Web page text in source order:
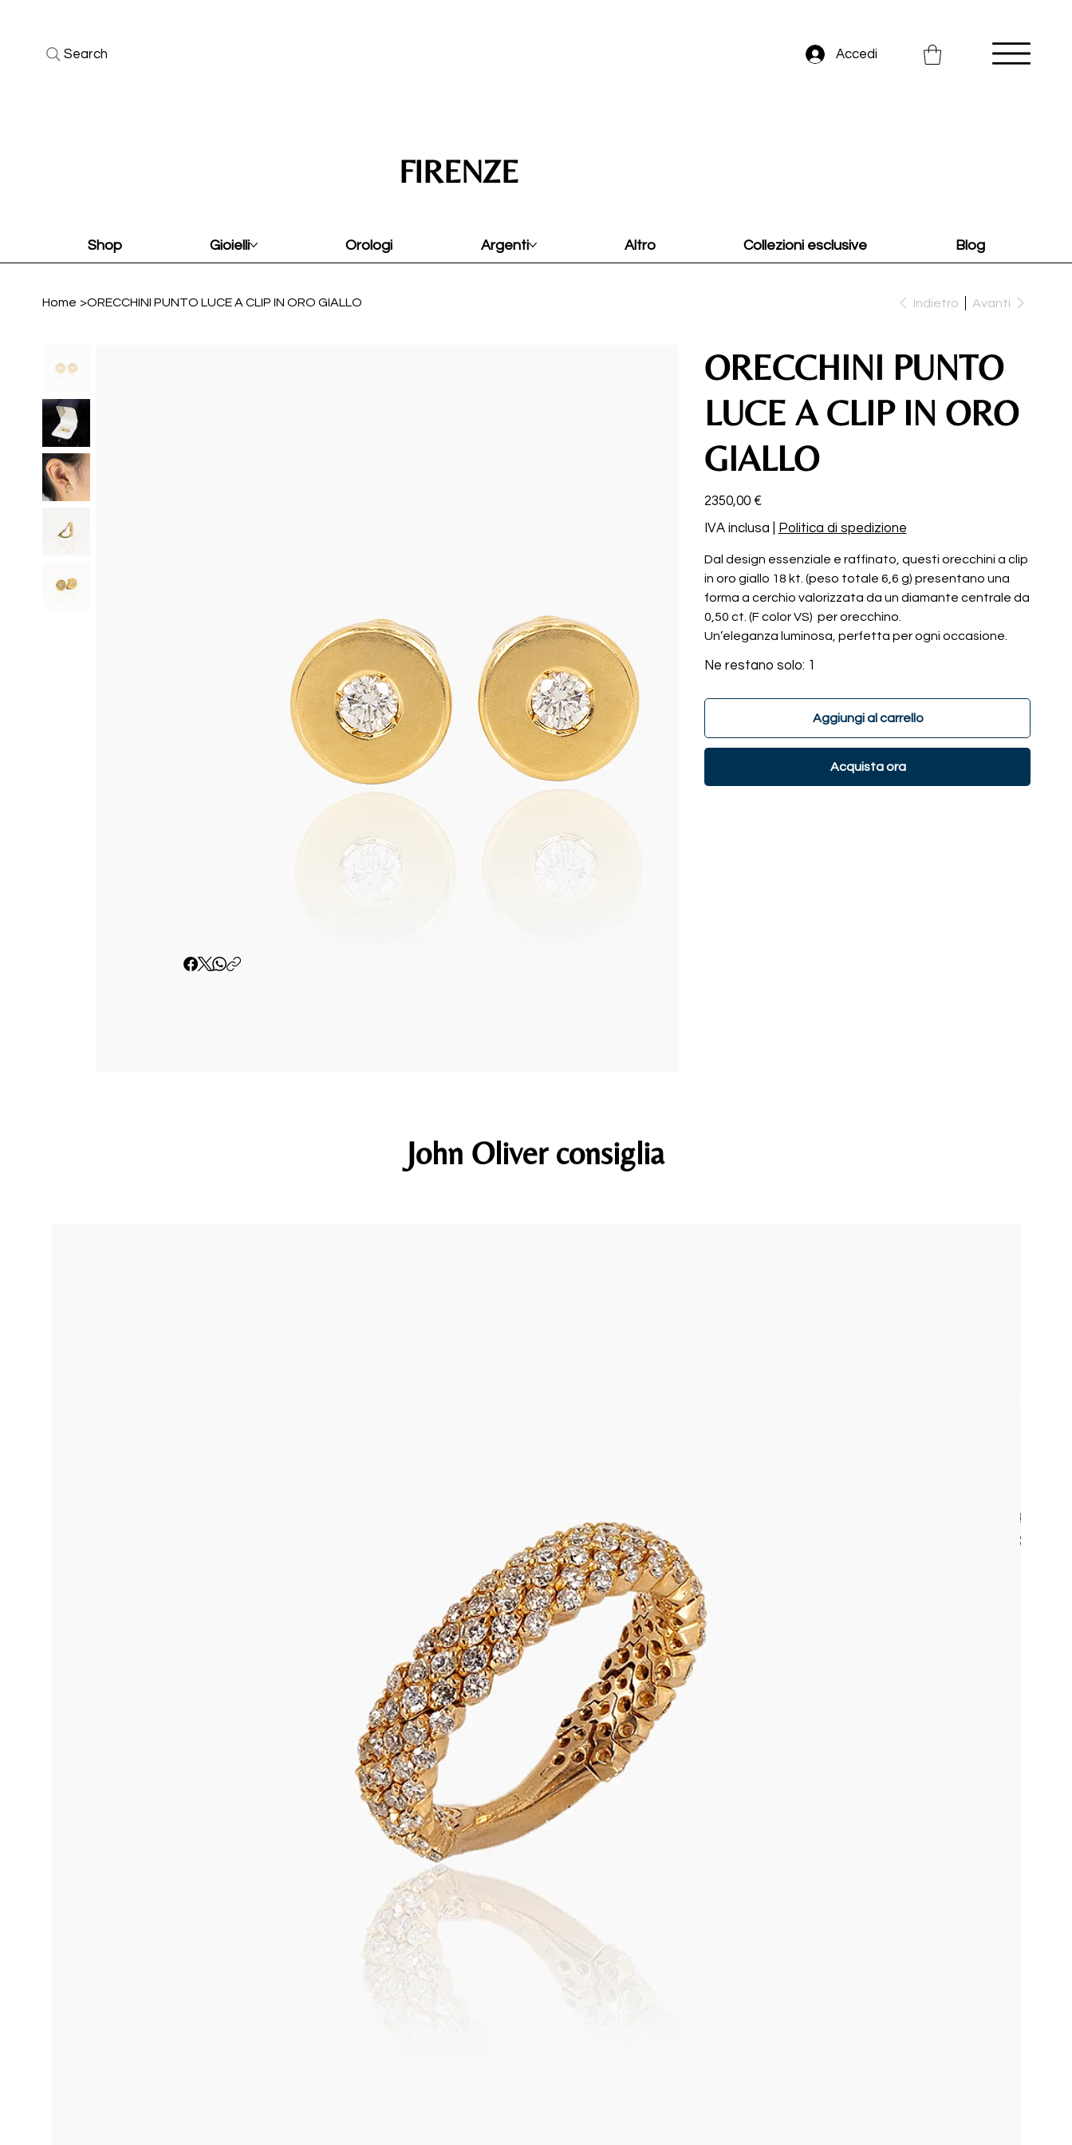
Search Accedi
FIRENZE
Shop Gioielli Orologi Argenti Altro Collezioni esclusive Blog
Home >ORECCHINI PUNTO LUCE A CLIP IN ORO GIALLO Indietro Avanti
ORECCHINI PUNTO
LUCE A CLIP IN ORO
GIALLO
Prezzo
2350,00 €
IVA inclusa
Politica di spedizione
Dal design essenziale e raffinato, questi orecchini a clip
in oro giallo 18 kt. (peso totale 6,6 g) presentano una
forma a cerchio valorizzata da un diamante centrale da
0,50 ct. (F color VS) per orecchino.
Un’eleganza luminosa, perfetta per ogni occasione.
Ne restano solo: 1
Aggiungi al carrello
Acquista ora
John Oliver consiglia